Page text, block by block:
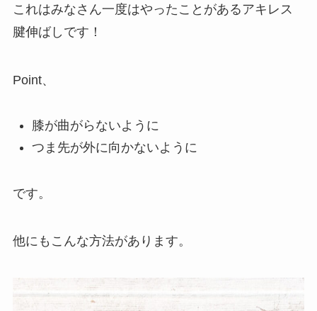
これはみなさん一度はやったことがあるアキレス
腱伸ばしです！
Point、
膝が曲がらないように
つま先が外に向かないように
です。
他にもこんな方法があります。